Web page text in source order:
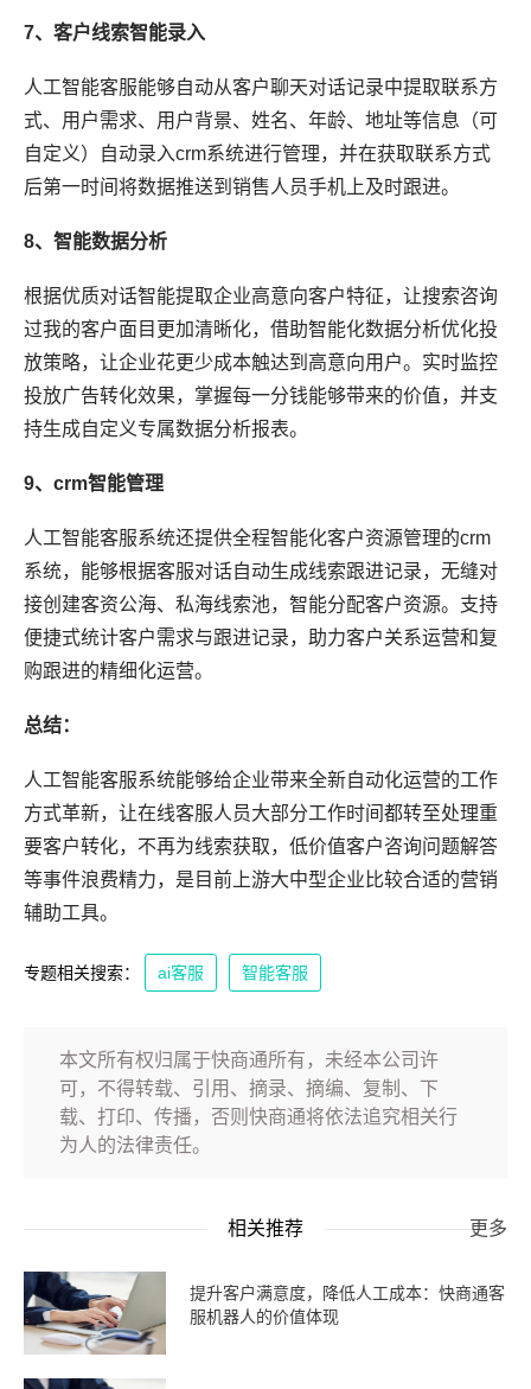
7、客户线索智能录入
人工智能客服能够自动从客户聊天对话记录中提取联系方
式、用户需求、用户背景、姓名、年龄、地址等信息（可
自定义）自动录入crm系统进行管理，并在获取联系方式
后第一时间将数据推送到销售人员手机上及时跟进。
8、智能数据分析
根据优质对话智能提取企业高意向客户特征，让搜索咨询
过我的客户面目更加清晰化，借助智能化数据分析优化投
放策略，让企业花更少成本触达到高意向用户。实时监控
投放广告转化效果，掌握每一分钱能够带来的价值，并支
持生成自定义专属数据分析报表。
9、crm智能管理
人工智能客服系统还提供全程智能化客户资源管理的crm
系统，能够根据客服对话自动生成线索跟进记录，无缝对
接创建客资公海、私海线索池，智能分配客户资源。支持
便捷式统计客户需求与跟进记录，助力客户关系运营和复
购跟进的精细化运营。
总结：
人工智能客服系统能够给企业带来全新自动化运营的工作
方式革新，让在线客服人员大部分工作时间都转至处理重
要客户转化，不再为线索获取，低价值客户咨询问题解答
等事件浪费精力，是目前上游大中型企业比较合适的营销
辅助工具。
专题相关搜索： ai客服 智能客服
本文所有权归属于快商通所有，未经本公司许
可，不得转载、引用、摘录、摘编、复制、下
载、打印、传播，否则快商通将依法追究相关行
为人的法律责任。
相关推荐 更多
提升客户满意度，降低人工成本：快商通客
服机器人的价值体现